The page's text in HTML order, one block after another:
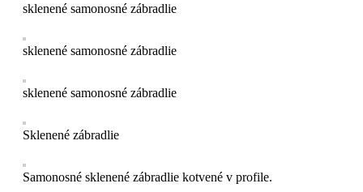
sklenené samonosné zábradlie
sklenené samonosné zábradlie
sklenené samonosné zábradlie
Sklenené zábradlie
Samonosné sklenené zábradlie kotvené v profile.